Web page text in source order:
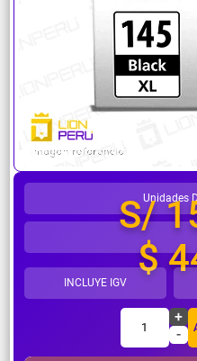
Unidades
S/
$
INCLUYE IGV
1
+
-